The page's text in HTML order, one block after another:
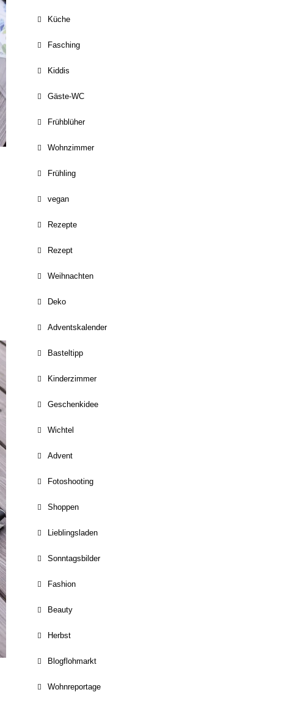
Küche
Fasching
Kiddis
Gäste-WC
Frühblüher
Wohnzimmer
Frühling
vegan
Rezepte
Rezept
Weihnachten
Deko
Adventskalender
Basteltipp
Kinderzimmer
Geschenkidee
Wichtel
Advent
Fotoshooting
Shoppen
Lieblingsladen
Sonntagsbilder
Fashion
Beauty
Herbst
Blogflohmarkt
Wohnreportage